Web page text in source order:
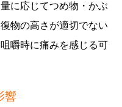
に応じてつめ物・かぶ
物の高さが適切でない
嚼時に痛みを感じる可
響